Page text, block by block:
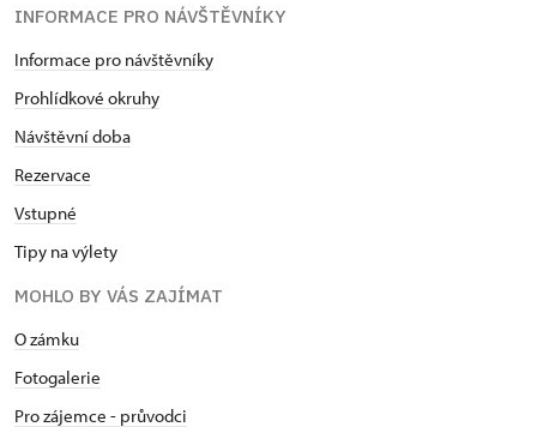
INFORMACE PRO NÁVŠTĚVNÍKY
Informace pro návštěvníky
Prohlídkové okruhy
Návštěvní doba
Rezervace
Vstupné
Tipy na výlety
MOHLO BY VÁS ZAJÍMAT
O zámku
Fotogalerie
Pro zájemce - průvodci